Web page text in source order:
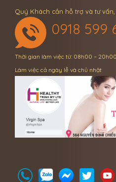
Quý Khách cần hỗ trợ và tư
0918 599
Thời gian làm việc từ: 08h00 – 20h00
Làm việc cả ngày lễ và chủ nhật